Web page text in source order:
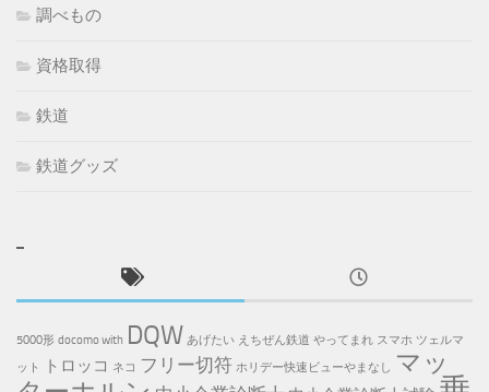
調べもの
資格取得
鉄道
鉄道グッズ
5000形 docomo with DQW あげたい えちぜん鉄道 やってまれ スマホ ツェルマ
ット
トロッコ ネコ フリー切符 ホリデー快速ビューやまなし マッ